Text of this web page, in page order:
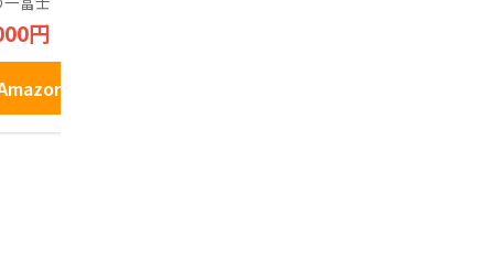
歌山県産 低塩
スト投函 メー
グルメ お弁当
ぎり 健康 食品
うめぼし ギフ
土産 プレゼン
円
で見る